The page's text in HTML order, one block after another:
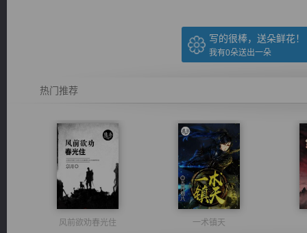
写的很棒，送朵鲜花！
我有0朵送出一朵
热门推荐
风前欲劝春光住 一术镇天